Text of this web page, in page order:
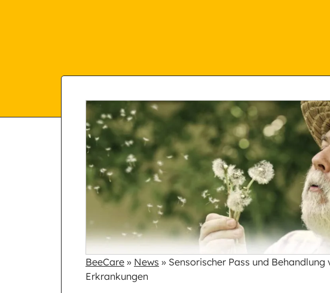
BeeCare » News » Sensorischer Pass und
Erkrankungen